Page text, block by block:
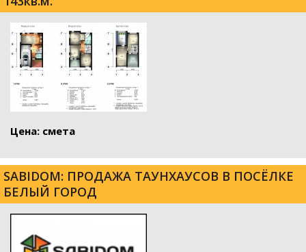
Цена: смета
SABIDOM: ПРОДАЖА ТАУНХАУСОВ В ПОСЁЛКЕ
БЕЛЫЙ ГОРОД